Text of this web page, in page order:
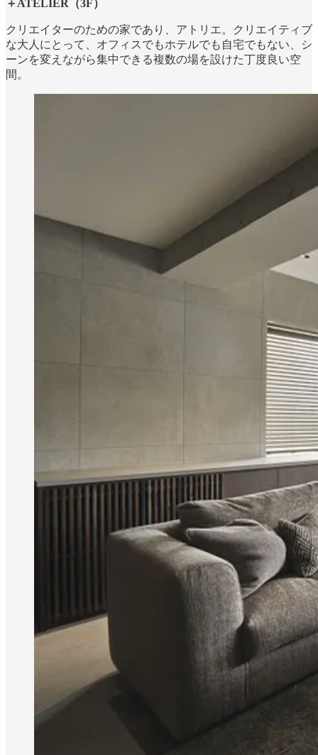
＋ATELIER（3F）
クリエイターのための家であり、アトリエ。クリエイティブ
な大人にとって、オフィスでもホテルでも自宅でもない、シ
ーンを変えながら集中できる複数の場を設けた丁度良い空
間。